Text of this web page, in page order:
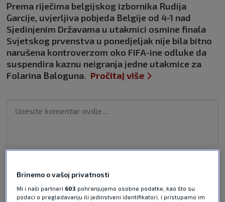
Prema riječima belgijskog izbornika Rudija
Garcije, uvjerljiva pobjeda Belgije od 4-1 nad
Sjedinjenim Državama u utakmici osmine finala
Svjetskog prvenstva u ponedjeljak nije bila bitno
narušena kontroverzom oko FIFA-ine odluke da
suspendira kaznu neigranja jedne utakmice za
Folarina Baloguna. Pročitaj više
Brinemo o vašoj privatnosti
Mi i naši partneri 603 pohranjujemo osobne podatke, kao što su
podaci o pregledavanju ili jedinstveni identifikatori, i pristupamo im